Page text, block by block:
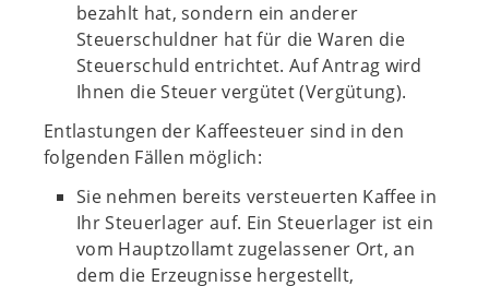
bezahlt hat, sondern ein anderer
Steuerschuldner hat für die Waren die
Steuerschuld entrichtet. Auf Antrag wird
Ihnen die Steuer vergütet (Vergütung).
Entlastungen der Kaffeesteuer sind in den
folgenden Fällen möglich:
Sie nehmen bereits versteuerten Kaffee in
Ihr Steuerlager auf. Ein Steuerlager ist ein
vom Hauptzollamt zugelassener Ort, an
dem die Erzeugnisse hergestellt,